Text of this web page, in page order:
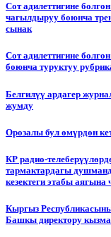
Сот адилеттигине
чагылдыруу боюнча
сынак
Сот адилеттигине
боюнча туруктуу
Белгилүү ардагер
жумду
Орозалы бул өмүрдөн
КР радио-
тармактардагы
кезектеги этабы
Кыргыз
Башкы директору